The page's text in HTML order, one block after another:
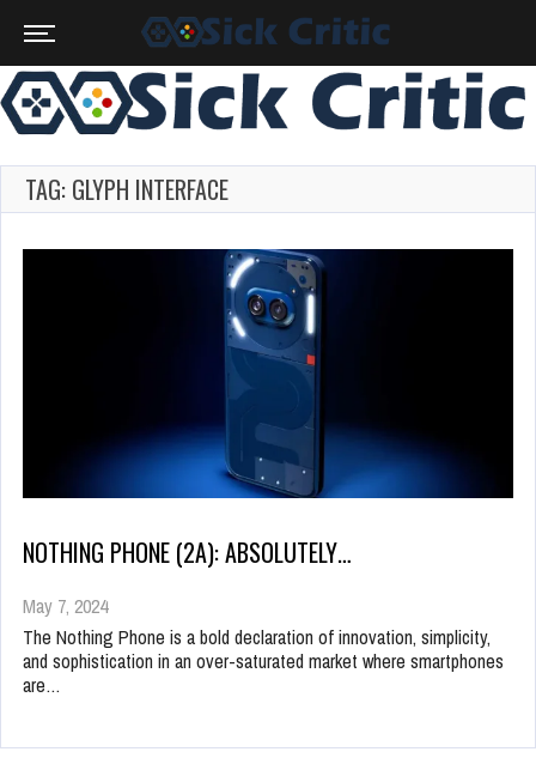
TAG: GLYPH INTERFACE
NOTHING PHONE (2A): ABSOLUTELY…
May 7, 2024
The Nothing Phone is a bold declaration of innovation, simplicity,
and sophistication in an over-saturated market where smartphones
are…